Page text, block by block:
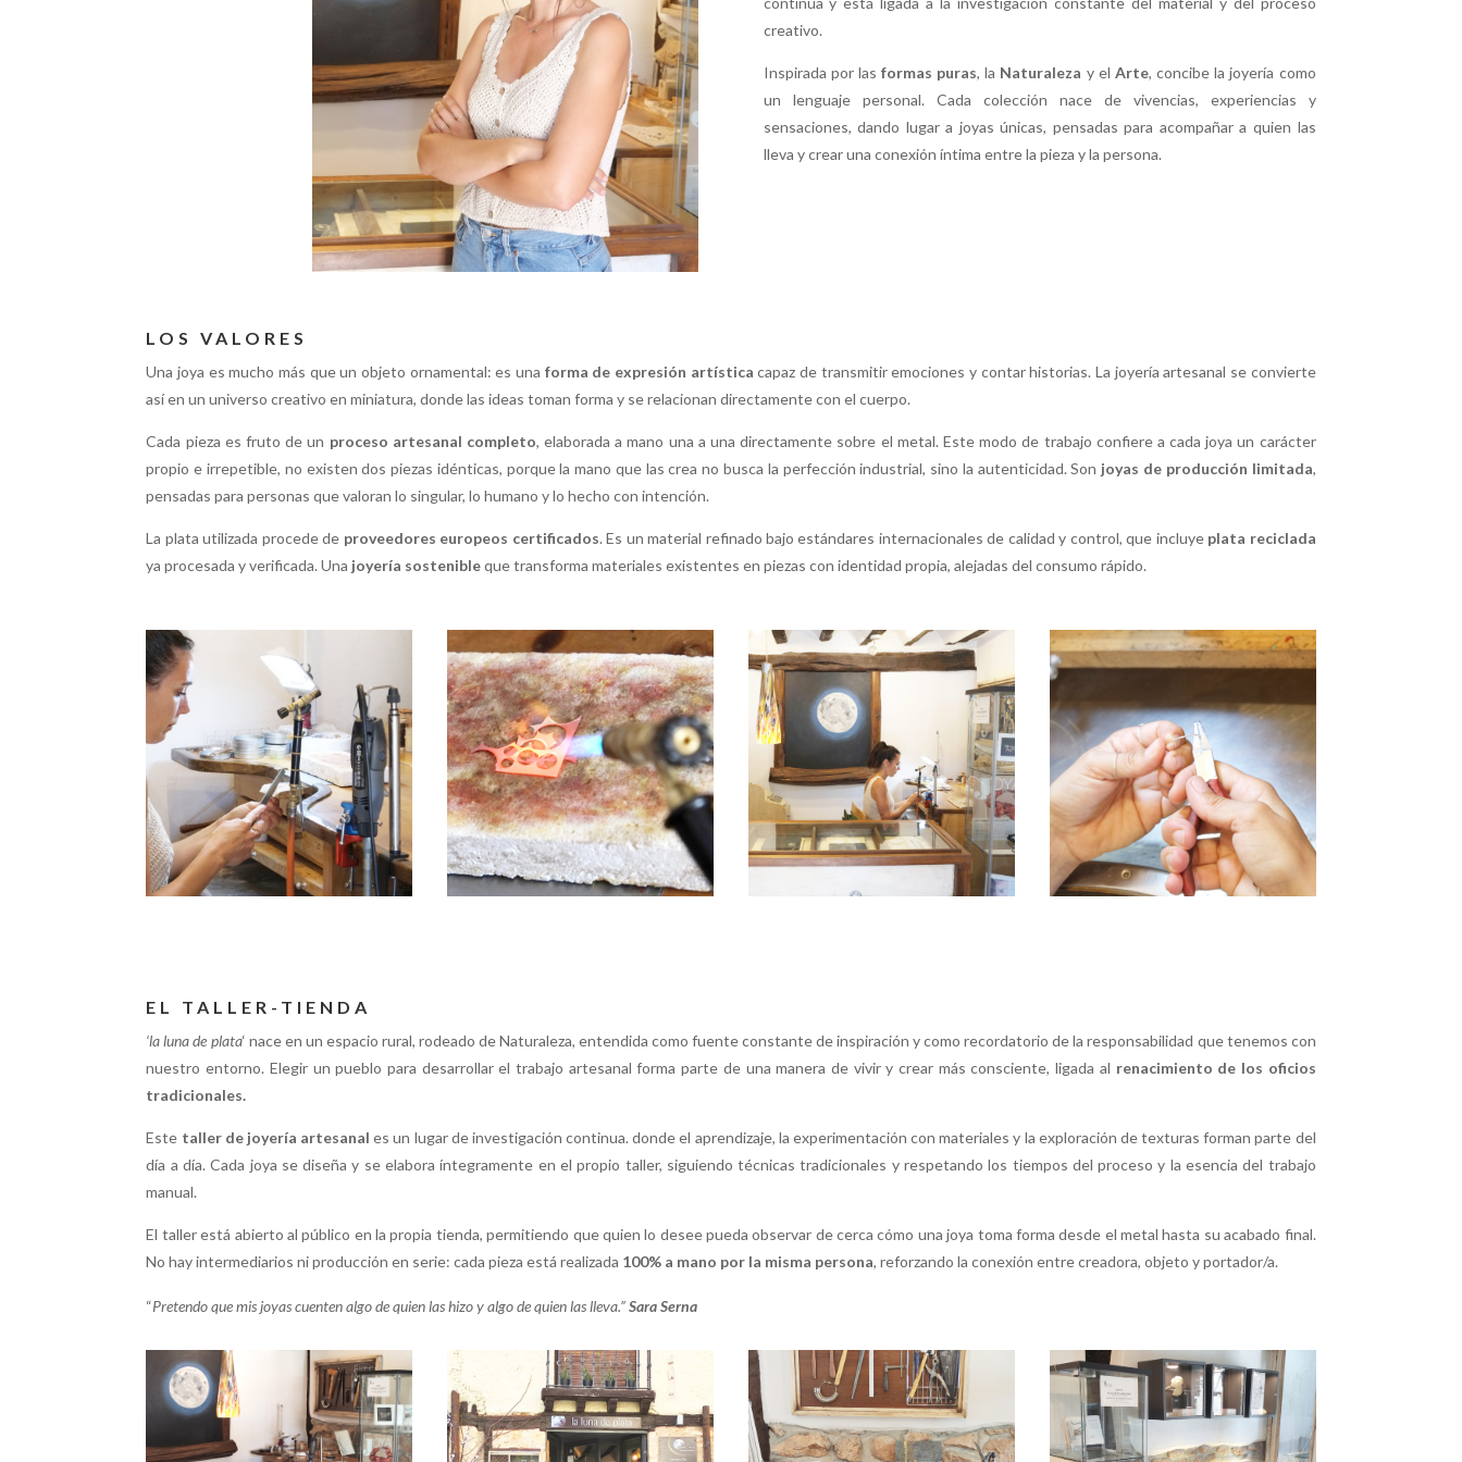
creativo.
Inspirada por lasformas puras, la Naturaleza y el Arte, concibe la joyería como
un lenguaje personal. Cada colección nace de vivencias, experiencias y
sensaciones, dando lugar a joyas únicas, pensadas para acompañar a quien las
lleva y crear una conexión íntima entre la pieza y la persona.
LOS VALORES
Una joya es mucho más que un objeto ornamental: es una forma de expresión artística capaz de transmitir emociones y contar historias. La joyería artesanal se convierte
así en un universo creativo en miniatura, donde las ideas toman forma y se relacionan directamente con el cuerpo.
Cada pieza es fruto de un proceso artesanal completo, elaborada a mano una a una directamente sobre el metal. Este modo de trabajo confiere a cada joya un carácter
propio e irrepetible, no existen dos piezas idénticas, porque la mano que las crea no busca la perfección industrial, sino la autenticidad. Son joyas de producción limitada,
pensadas para personas que valoran lo singular, lo humano y lo hecho con intención.
La plata utilizada procede de proveedores europeos certificados. Es un material refinado bajo estándares internacionales de calidad y control, que incluye plata reciclada
ya procesada y verificada. Una joyería sostenibleque transforma materiales existentes en piezas con identidad propia, alejadas del consumo rápido.
EL TALLER-TIENDA
‘la luna de plata‘ nace en un espacio rural, rodeado de Naturaleza, entendida como fuente constante de inspiración y como recordatorio de la responsabilidad que tenemos con
nuestro entorno. Elegir un pueblo para desarrollar el trabajo artesanal forma parte de una manera de vivir y crear más consciente, ligada al renacimiento de los oficios
tradicionales.
Este taller de joyería artesanales un lugar de investigación continua. donde el aprendizaje, la experimentación con materiales y la exploración de texturas forman parte del
día a día. Cada joya se diseña y se elabora íntegramente en el propio taller, siguiendo técnicas tradicionales y respetando los tiempos del proceso y la esencia del trabajo
manual.
El taller está abierto al público en la propia tienda, permitiendo que quien lo desee pueda observar de cerca cómo una joya toma forma desde el metal hasta su acabado final.
No hay intermediarios ni producción en serie: cada pieza está realizada 100% a mano por la misma persona, reforzando la conexión entre creadora, objeto y portador/a.
“Pretendo que mis joyas cuenten algo de quien las hizo y algo de quien las lleva.”Sara Serna